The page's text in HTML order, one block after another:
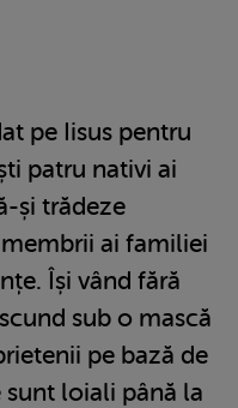
pe Iisus pentru
patru nativi ai
și trădeze
ai familiei
Își vând fără
sub o mască
pe bază de
sunt loiali până la